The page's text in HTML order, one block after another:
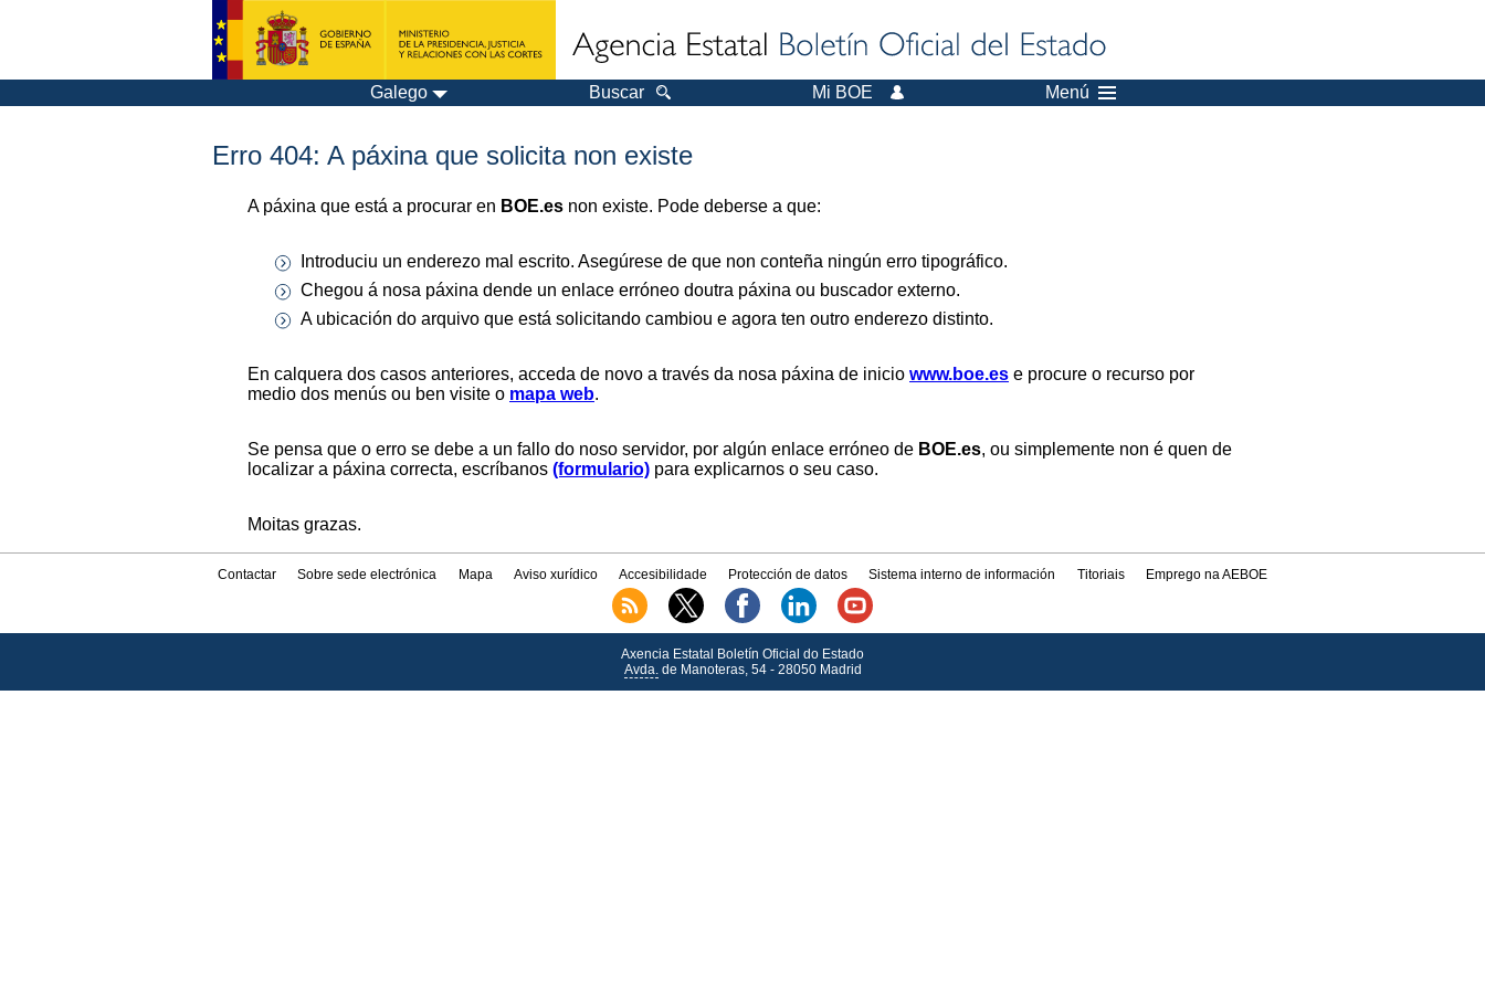
Galego Buscar Mi BOE Menú
Erro 404: A páxina que solicita non existe
A páxina que está a procurar en BOE.es non existe. Pode deberse a que:
Introduciu un enderezo mal escrito. Asegúrese de que non conteña ningún erro tipográfico.
Chegou á nosa páxina dende un enlace erróneo doutra páxina ou buscador externo.
A ubicación do arquivo que está solicitando cambiou e agora ten outro enderezo distinto.
En calquera dos casos anteriores, acceda de novo a través da nosa páxina de inicio www.boe.es e procure o recurso por
medio dos menús ou ben visite o mapa web.
Se pensa que o erro se debe a un fallo do noso servidor, por algún enlace erróneo de BOE.es, ou simplemente non é quen de
localizar a páxina correcta, escríbanos (formulario) para explicarnos o seu caso.
Moitas grazas.
Contactar Sobre sede electrónica Mapa Aviso xurídico Accesibilidade Protección de datos Sistema interno de información Titoriais Emprego na AEBOE
Axencia Estatal Boletín Oficial do Estado
Avda.de Manoteras, 54 - 28050 Madrid